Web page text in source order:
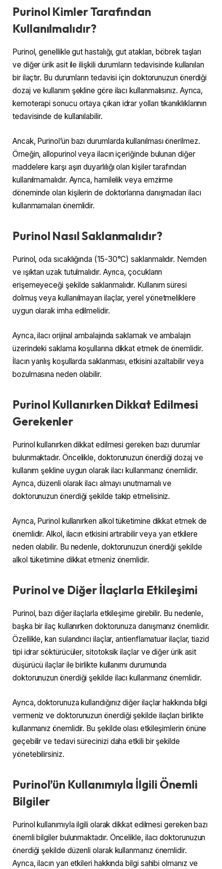
Purinol Kimler Tarafından
Kullanılmalıdır?
Purinol, genellikle gut hastalığı, gut atakları, böbrek taşları
ve diğer ürik asit ile ilişkili durumların tedavisinde kullanılan
bir ilaçtır. Bu durumların tedavisi için doktorunuzun önerdiği
dozaj ve kullanım şekline göre ilacı kullanmalısınız. Ayrıca,
kemoterapi sonucu ortaya çıkan idrar yolları tıkanıklıklarının
tedavisinde de kullanılabilir.
Ancak, Purinol’ün bazı durumlarda kullanılması önerilmez.
Örneğin, allopurinol veya ilacın içeriğinde bulunan diğer
maddelere karşı aşırı duyarlılığı olan kişiler tarafından
kullanılmamalıdır. Ayrıca, hamilelik veya emzirme
döneminde olan kişilerin de doktorlarına danışmadan ilacı
kullanmamaları önemlidir.
Purinol Nasıl Saklanmalıdır?
Purinol, oda sıcaklığında (15-30°C) saklanmalıdır. Nemden
ve ışıktan uzak tutulmalıdır. Ayrıca, çocukların
erişemeyeceği şekilde saklanmalıdır. Kullanım süresi
dolmuş veya kullanılmayan ilaçlar, yerel yönetmeliklere
uygun olarak imha edilmelidir.
Ayrıca, ilacı orijinal ambalajında saklamak ve ambalajın
üzerindeki saklama koşullarına dikkat etmek de önemlidir.
İlacın yanlış koşullarda saklanması, etkisini azaltabilir veya
bozulmasına neden olabilir.
Purinol Kullanırken Dikkat Edilmesi
Gerekenler
Purinol kullanırken dikkat edilmesi gereken bazı durumlar
bulunmaktadır. Öncelikle, doktorunuzun önerdiği dozaj ve
kullanım şekline uygun olarak ilacı kullanmanız önemlidir.
Ayrıca, düzenli olarak ilacı almayı unutmamalı ve
doktorunuzun önerdiği şekilde takip etmelisiniz.
Ayrıca, Purinol kullanırken alkol tüketimine dikkat etmek de
önemlidir. Alkol, ilacın etkisini artırabilir veya yan etkilere
neden olabilir. Bu nedenle, doktorunuzun önerdiği şekilde
alkol tüketimine dikkat etmeniz önemlidir.
Purinol ve Diğer İlaçlarla Etkileşimi
Purinol, bazı diğer ilaçlarla etkileşime girebilir. Bu nedenle,
başka bir ilaç kullanırken doktorunuza danışmanız önemlidir.
Özellikle, kan sulandırıcı ilaçlar, antienflamatuar ilaçlar, tiazid
tipi idrar söktürücüler, sitotoksik ilaçlar ve diğer ürik asit
düşürücü ilaçlar ile birlikte kullanımı durumunda
doktorunuzun önerdiği şekilde ilacı kullanmanız önemlidir.
Ayrıca, doktorunuza kullandığınız diğer ilaçlar hakkında bilgi
vermeniz ve doktorunuzun önerdiği şekilde ilaçları birlikte
kullanmanız önemlidir. Bu şekilde olası etkileşimlerin önüne
geçebilir ve tedavi sürecinizi daha etkili bir şekilde
yönetebilirsiniz.
Purinol’ün Kullanımıyla İlgili Önemli
Bilgiler
Purinol kullanımıyla ilgili olarak dikkat edilmesi gereken bazı
önemli bilgiler bulunmaktadır. Öncelikle, ilacı doktorunuzun
önerdiği şekilde düzenli olarak kullanmanız önemlidir.
Ayrıca, ilacın yan etkileri hakkında bilgi sahibi olmanız ve